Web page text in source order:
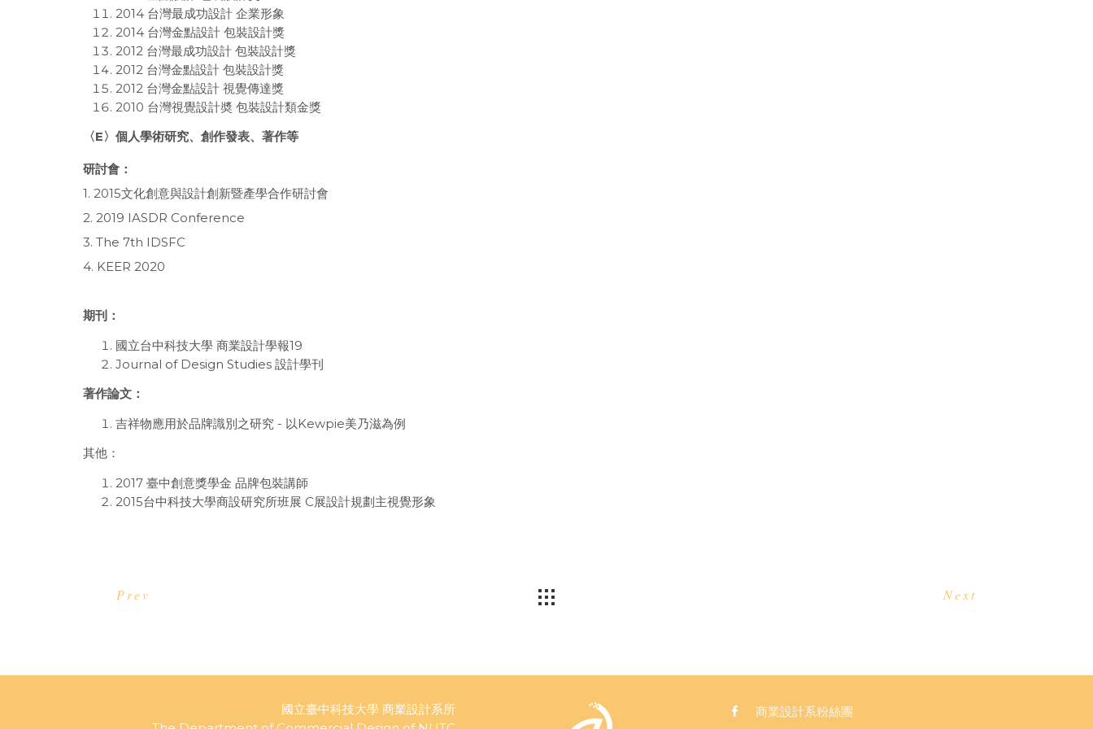
2014 台灣最成功設計 企業形象
2014 台灣金點設計 包裝設計獎
2012 台灣最成功設計 包裝設計獎
2012 台灣金點設計 包裝設計獎
2012 台灣金點設計 視覺傳達獎
2010 台灣視覺設計奬 包裝設計類金獎
〈E〉個人學術研究、創作發表、著作等
研討會：
1. 2015文化創意與設計創新暨產學合作研討會
2. 2019 IASDR Conference
3. The 7th IDSFC
4. KEER 2020
期刊：
國立台中科技大學 商業設計學報19
Journal of Design Studies 設計學刊
著作論文：
吉祥物應用於品牌識別之研究 - 以Kewpie美乃滋為例
其他：
2017 臺中創意獎學金 品牌包裝講師
2015台中科技大學商設研究所班展 C展設計規劃主視覺形象
Prev Next
國立臺中科技大學 商業設計系所
商業設計系粉絲團